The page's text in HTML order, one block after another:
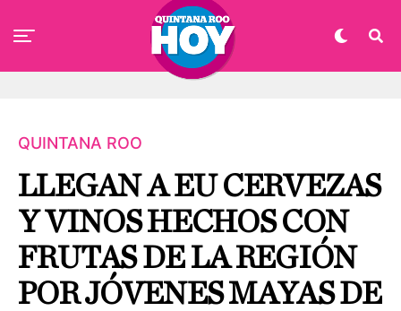
QUINTANA ROO
LLEGAN A EU CERVEZAS
Y VINOS HECHOS CON
FRUTAS DE LA REGIÓN
POR JÓVENES MAYAS DE